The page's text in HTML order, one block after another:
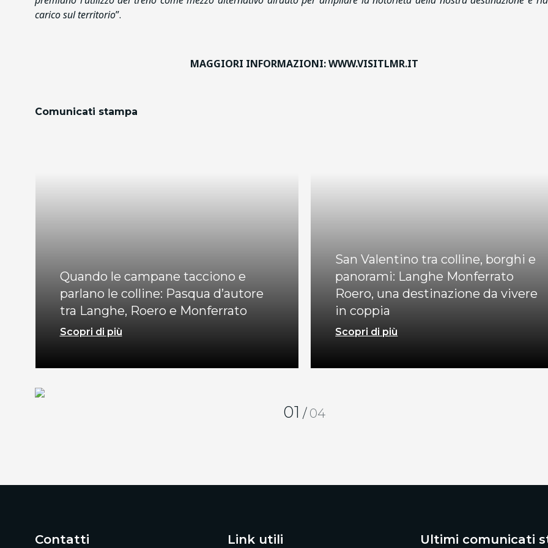
carico sul territorio”.
MAGGIORI INFORMAZIONI: WWW.VISITLMR.IT
Comunicati stampa
Quando le campane tacciono e
parlano le colline: Pasqua d’autore
tra Langhe, Roero e Monferrato
Scopri di più
San Valentino tra colline, borghi e
panorami: Langhe Monferrato
Roero, una destinazione da vivere
in coppia
Scopri di più
01 / 04
Contatti Link utili Ultimi comunicati